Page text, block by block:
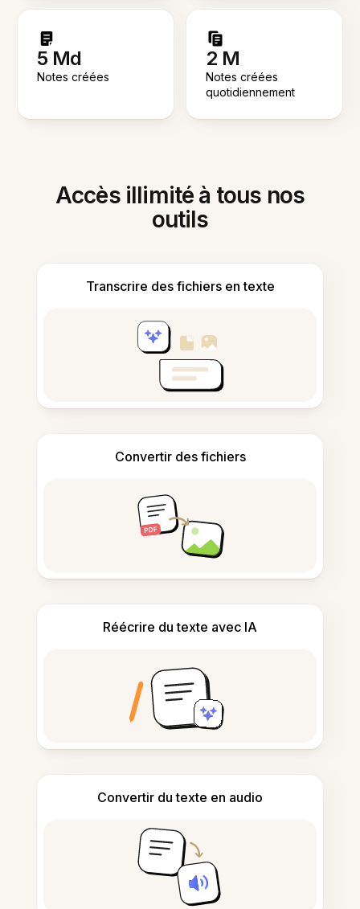
5 Md
Notes créées
2 M
Notes créées
quotidiennement
Accès illimité à tous nos
outils
Transcrire des fichiers en texte
Convertir des fichiers
Réécrire du texte avec IA
Convertir du texte en audio